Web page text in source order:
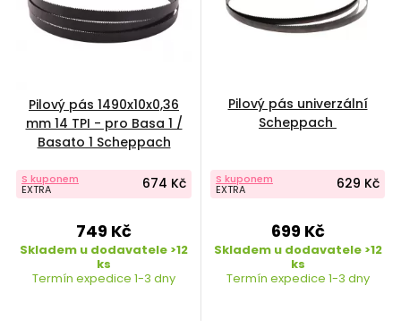
Pilový pás 1490x10x0,36
mm 14 TPI - pro Basa 1 /
Basato 1 Scheppach
S kuponem
EXTRA 674 Kč
749 Kč
Skladem u dodavatele >12
ks
Termín expedice 1-3 dny
Pilový pás univerzální
Scheppach
S kuponem
EXTRA 629 Kč
699 Kč
Skladem u dodavatele >12
ks
Termín expedice 1-3 dny